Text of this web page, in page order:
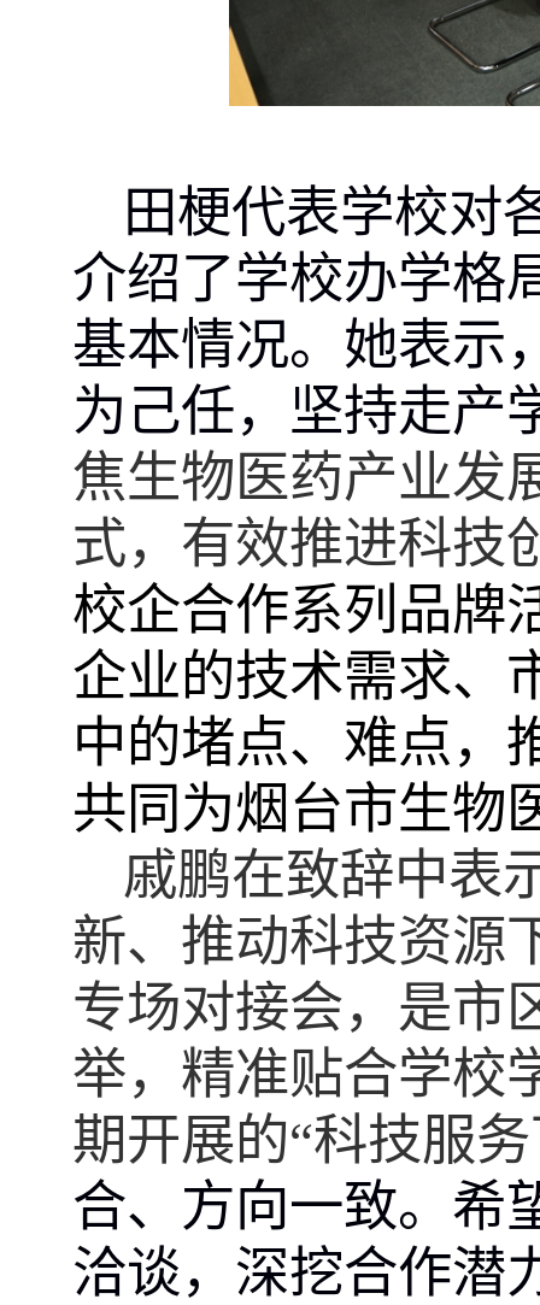
田梗代表学校对
介绍了学校办学格
基本情况。 她表示
为己任，坚持走产
焦生物医药产业发
式，有效推进科技
校企合作系列品牌
企业的技术需求、
中的堵点、难点，
共同 为烟台市生物
戚鹏在致辞中表
新、推动科技资源
专场对接会， 是市
举， 精准贴合学校
期开展的“科技服
合、方向一致。 希
洽谈，深挖合作潜